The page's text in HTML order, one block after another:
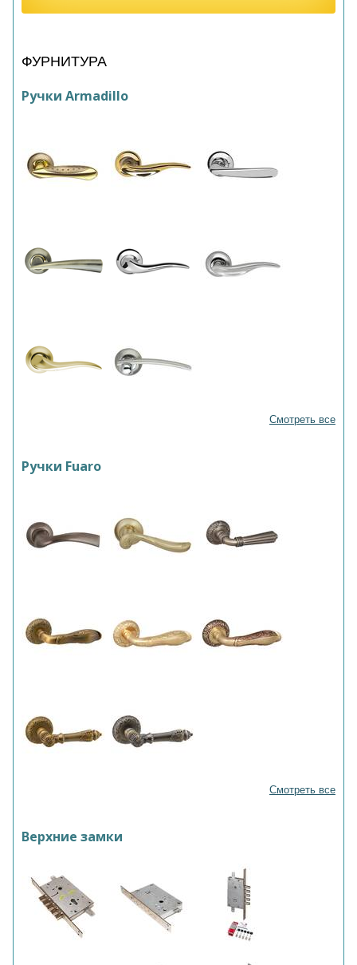
ФУРНИТУРА
Ручки Armadillo
Смотреть все
Ручки Fuaro
Смотреть все
Верхние замки